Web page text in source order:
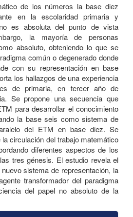
de los números la base diez
en la escolaridad primaria y
es absoluta del punto de vista
la mayoría de personas
absoluto, obteniendo lo que se
común o degenerado donde
con su representación en base
los hallazgos de una experiencia
de primaria, en tercer año de
Se propone una secuencia que
para desarrollar el conocimiento
la base seis como sistema de
del ETM en base diez. Se
circulación del trabajo matemático
diferentes aspectos de los
tres génesis. El estudio revela el
sistema de representación, la
transformador del paradigma
del papel no absoluto de la